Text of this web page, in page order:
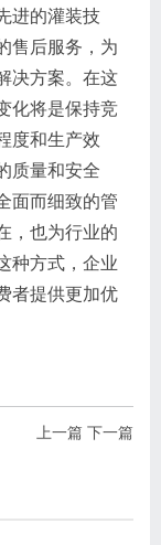
进的灌装技
售后服务，为
决方案。在这
化将是保持竞
度和生产效
质量和安全
面而细致的管
，也为行业的
种方式，企业
者提供更加优
上一篇 下一篇